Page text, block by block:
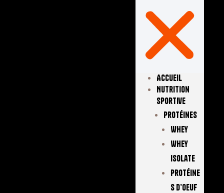
Accueil
Nutrition
Sportive
Protéines
Whey
Whey
Isolate
Protéine
S D’oeuf